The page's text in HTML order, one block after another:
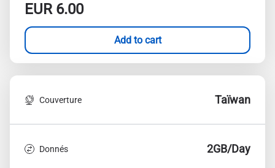
EUR6.00
Add to cart
Couverture Taïwan
Donnés 2GB/Day